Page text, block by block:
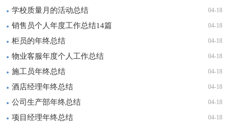
04-18
学校质量月的活动总结
04-18
销售员个人年度工作总结14篇
04-18
柜员的年终总结
04-18
物业客服年度个人工作总结
04-18
施工员年终总结
04-18
酒店经理年终总结
04-18
公司生产部年终总结
04-18
项目经理年终总结